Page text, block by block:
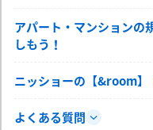
アパート・マンションの
しもう！
ニッショーの【&room】
よくある質問